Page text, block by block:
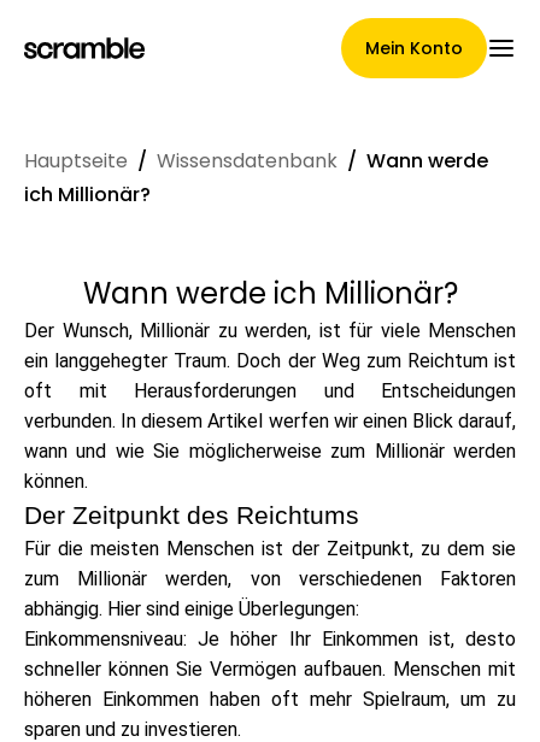
Mein Konto
Konditionen der
Forderungsabtretung
Markengalerie
Markenauswahl
Rechner
Hauptseite / Wissensdatenbank / Wann werde
ich Millionär?
Wann werde ich Millionär?
Der Wunsch, Millionär zu werden, ist für viele Menschen
ein langgehegter Traum. Doch der Weg zum Reichtum ist
oft mit Herausforderungen und Entscheidungen
verbunden. In diesem Artikel werfen wir einen Blick darauf,
wann und wie Sie möglicherweise zum Millionär werden
können.
Der Zeitpunkt des Reichtums
Für die meisten Menschen ist der Zeitpunkt, zu dem sie
zum Millionär werden, von verschiedenen Faktoren
abhängig. Hier sind einige Überlegungen:
Einkommensniveau: Je höher Ihr Einkommen ist, desto
schneller können Sie Vermögen aufbauen. Menschen mit
höheren Einkommen haben oft mehr Spielraum, um zu
sparen und zu investieren.